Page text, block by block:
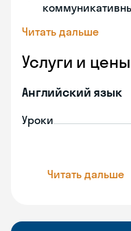
Читать дальше
Услуги и цены
Английский язык
Уроки
Читать дальше